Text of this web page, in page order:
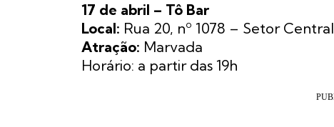
17 de abril – Tô Bar
Local: Rua 20, nº 1078 – Setor Central
Atração: Marvada
Horário: a partir das 19h